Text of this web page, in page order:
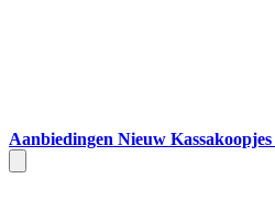
Aanbiedingen Nieuw Kassakoopjes